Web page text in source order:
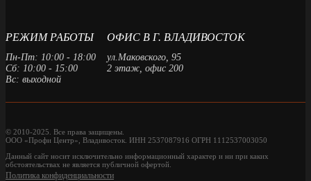
РЕЖИМ РАБОТЫ
Пн-Пт: 10:00 - 18:00
Сб: 10:00 - 15:00
Вс: выходной
ОФИС В Г. ВЛАДИВОСТОК
ул.Маковского, 95
2 этаж, офис 200
© 2010-2025. Все права защищены.
ООО «Профи Центр», Владивосток. ИНН 2537087916 ОГРН 1112537003050
Данный сайт носит исключительно информационный характер и ни при каких
обстоятельствах не является публичной офертой.
Политика конфиденциальности